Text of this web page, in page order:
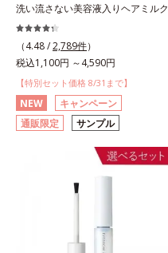
洗い流さない美容液入りヘアミルク
（4.48 /2,789件）
税込1,100円 ～4,590円
【特別セット価格 8/31まで】
NEW
キャンペーン
通販限定
サンプル